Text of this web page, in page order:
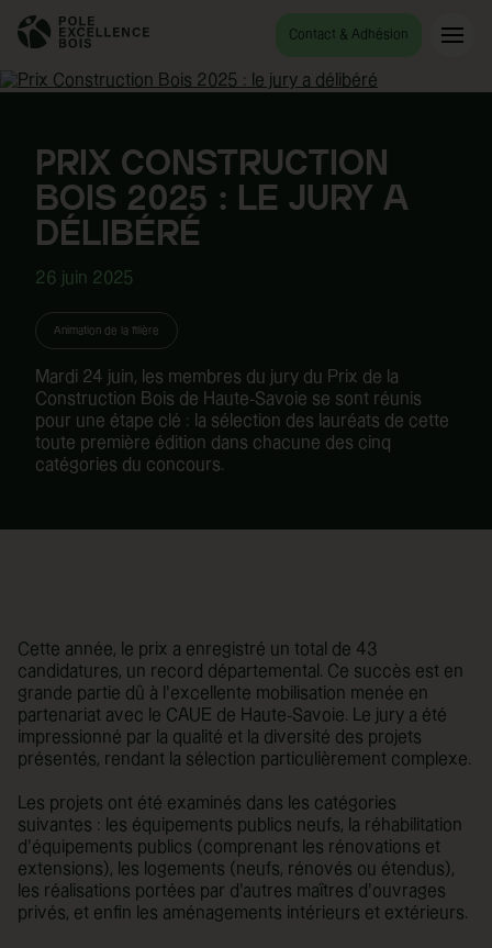
Contact & Adhésion
PRIX CONSTRUCTION
BOIS 2025 : LE JURY A
DÉLIBÉRÉ
26 juin 2025
Animation de la filière
Mardi 24 juin, les membres du jury du Prix de la
Construction Bois de Haute-Savoie se sont réunis
pour une étape clé : la sélection des lauréats de cette
toute première édition dans chacune des cinq
catégories du concours.
Cette année, le prix a enregistré un total de 43
candidatures, un record départemental. Ce succès est en
grande partie dû à l’excellente mobilisation menée en
partenariat avec le CAUE de Haute-Savoie. Le jury a été
impressionné par la qualité et la diversité des projets
présentés, rendant la sélection particulièrement complexe.
Les projets ont été examinés dans les catégories
suivantes : les équipements publics neufs, la réhabilitation
d’équipements publics (comprenant les rénovations et
extensions), les logements (neufs, rénovés ou étendus),
les réalisations portées par d’autres maîtres d’ouvrages
privés, et enfin les aménagements intérieurs et extérieurs.